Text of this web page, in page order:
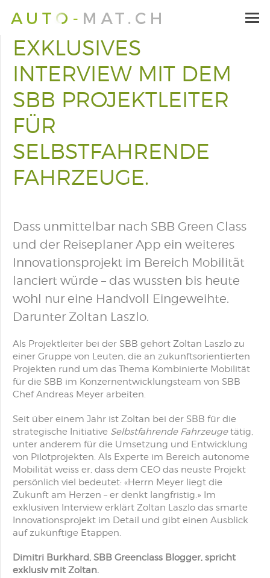
EXKLUSIVES
INTERVIEW MIT DEM
SBB PROJEKTLEITER
FÜR
SELBSTFAHRENDE
FAHRZEUGE.
Dass unmittelbar nach SBB Green Class
und der Reiseplaner App ein weiteres
Innovationsprojekt im Bereich Mobilität
lanciert würde – das wussten bis heute
wohl nur eine Handvoll Eingeweihte.
Darunter Zoltan Laszlo.
Als Projektleiter bei der SBB gehört Zoltan Laszlo zu
einer Gruppe von Leuten, die an zukunftsorientierten
Projekten rund um das Thema Kombinierte Mobilität
für die SBB im Konzernentwicklungsteam von SBB
Chef Andreas Meyer arbeiten.
Seit über einem Jahr ist Zoltan bei der SBB für die
strategische Initiative Selbstfahrende Fahrzeugetätig,
unter anderem für die Umsetzung und Entwicklung
von Pilotprojekten. Als Experte im Bereich autonome
Mobilität weiss er, dass dem CEO das neuste Projekt
persönlich viel bedeutet: «Herrn Meyer liegt die
Zukunft am Herzen – er denkt langfristig.» Im
exklusiven Interview erklärt Zoltan Laszlo das smarte
Innovationsprojekt im Detail und gibt einen Ausblick
auf zukünftige Etappen.
Dimitri Burkhard, SBB Greenclass Blogger, spricht
exklusiv mit Zoltan.